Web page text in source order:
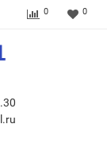
0 0